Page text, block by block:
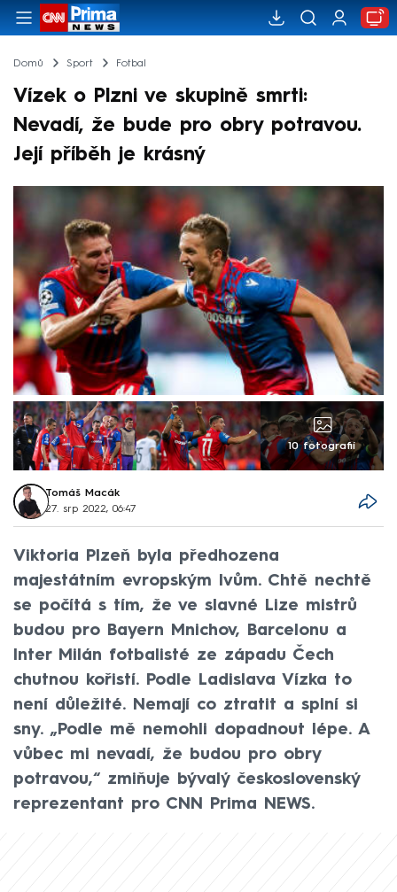
Domů Sport Fotbal
Vízek o Plzni ve skupině smrti:
Nevadí, že bude pro obry potravou.
Její příběh je krásný
10 fotografií
Tomáš Macák
27. srp 2022, 06:47
Viktoria Plzeň byla předhozena
majestátním evropským lvům. Chtě nechtě
se počítá s tím, že ve slavné Lize mistrů
budou pro Bayern Mnichov, Barcelonu a
Inter Milán fotbalisté ze západu Čech
chutnou kořistí. Podle Ladislava Vízka to
není důležité. Nemají co ztratit a splní si
sny. „Podle mě nemohli dopadnout lépe. A
vůbec mi nevadí, že budou pro obry
potravou,“ zmiňuje bývalý československý
reprezentant pro CNN Prima NEWS.